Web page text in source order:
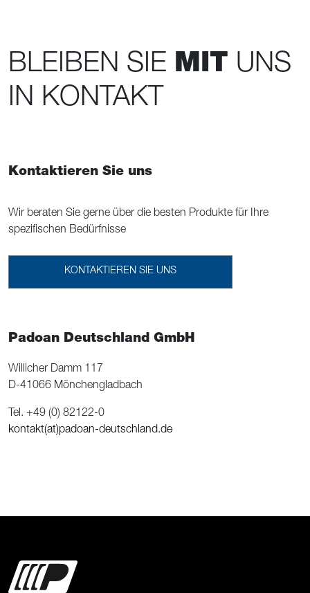
BLEIBEN SIE MIT UNS
IN KONTAKT
Padoan Deutschland GmbH
Willicher Damm 117
D-41066 Mönchengladbach
Tel. +49 (0) 82122-0
kontakt(at)padoan-deutschland.de
Kontaktieren Sie uns
Wir beraten Sie gerne über die besten Produkte für Ihre
spezifischen Bedürfnisse
KONTAKTIEREN SIE UNS